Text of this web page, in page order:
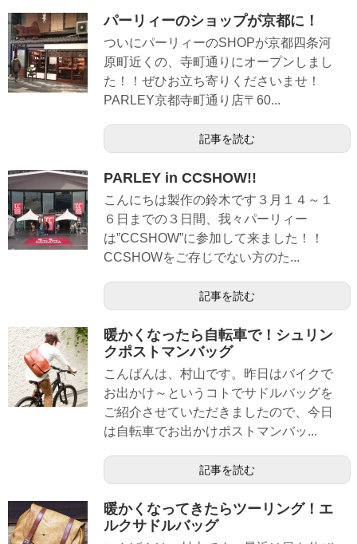
パーリィーのショップが京都に！
ついにパーリィーのSHOPが京都四条河
原町近くの、寺町通りにオープンしまし
た！！ぜひお立ち寄りくださいませ！
PARLEY京都寺町通り店〒60...
記事を読む
PARLEY in CCSHOW!!
こんにちは製作の鈴木です３月１４～１
６日までの３日間、我々パーリィー
は”CCSHOW”に参加して来ました！！
CCSHOWをご存じでない方のた...
記事を読む
暖かくなったら自転車で！シュリン
クポストマンバッグ
こんばんは、村山です。昨日はバイクで
お出かけ～というコトでサドルバッグを
ご紹介させていただきましたので、今日
は自転車でお出かけポストマンバッ...
記事を読む
暖かくなってきたらツーリング！エ
ルクサドルバッグ